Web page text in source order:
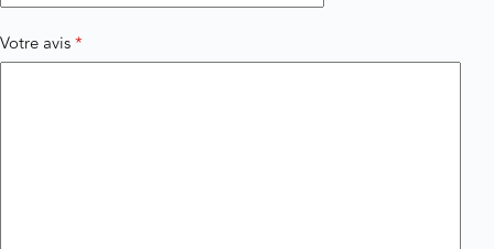
Votre avis*